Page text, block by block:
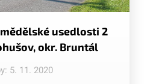
usedlosti 2
okr. Bruntál
5. 11. 2020